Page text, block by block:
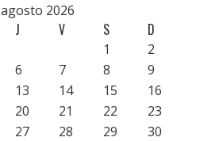
agosto 2026
J V S D
1
2
6 7 8
9
13 14 15
16
20 21 22
23
27 28 29
30